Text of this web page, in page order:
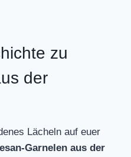
zu
der
Lächeln auf euer
Garnelen aus der